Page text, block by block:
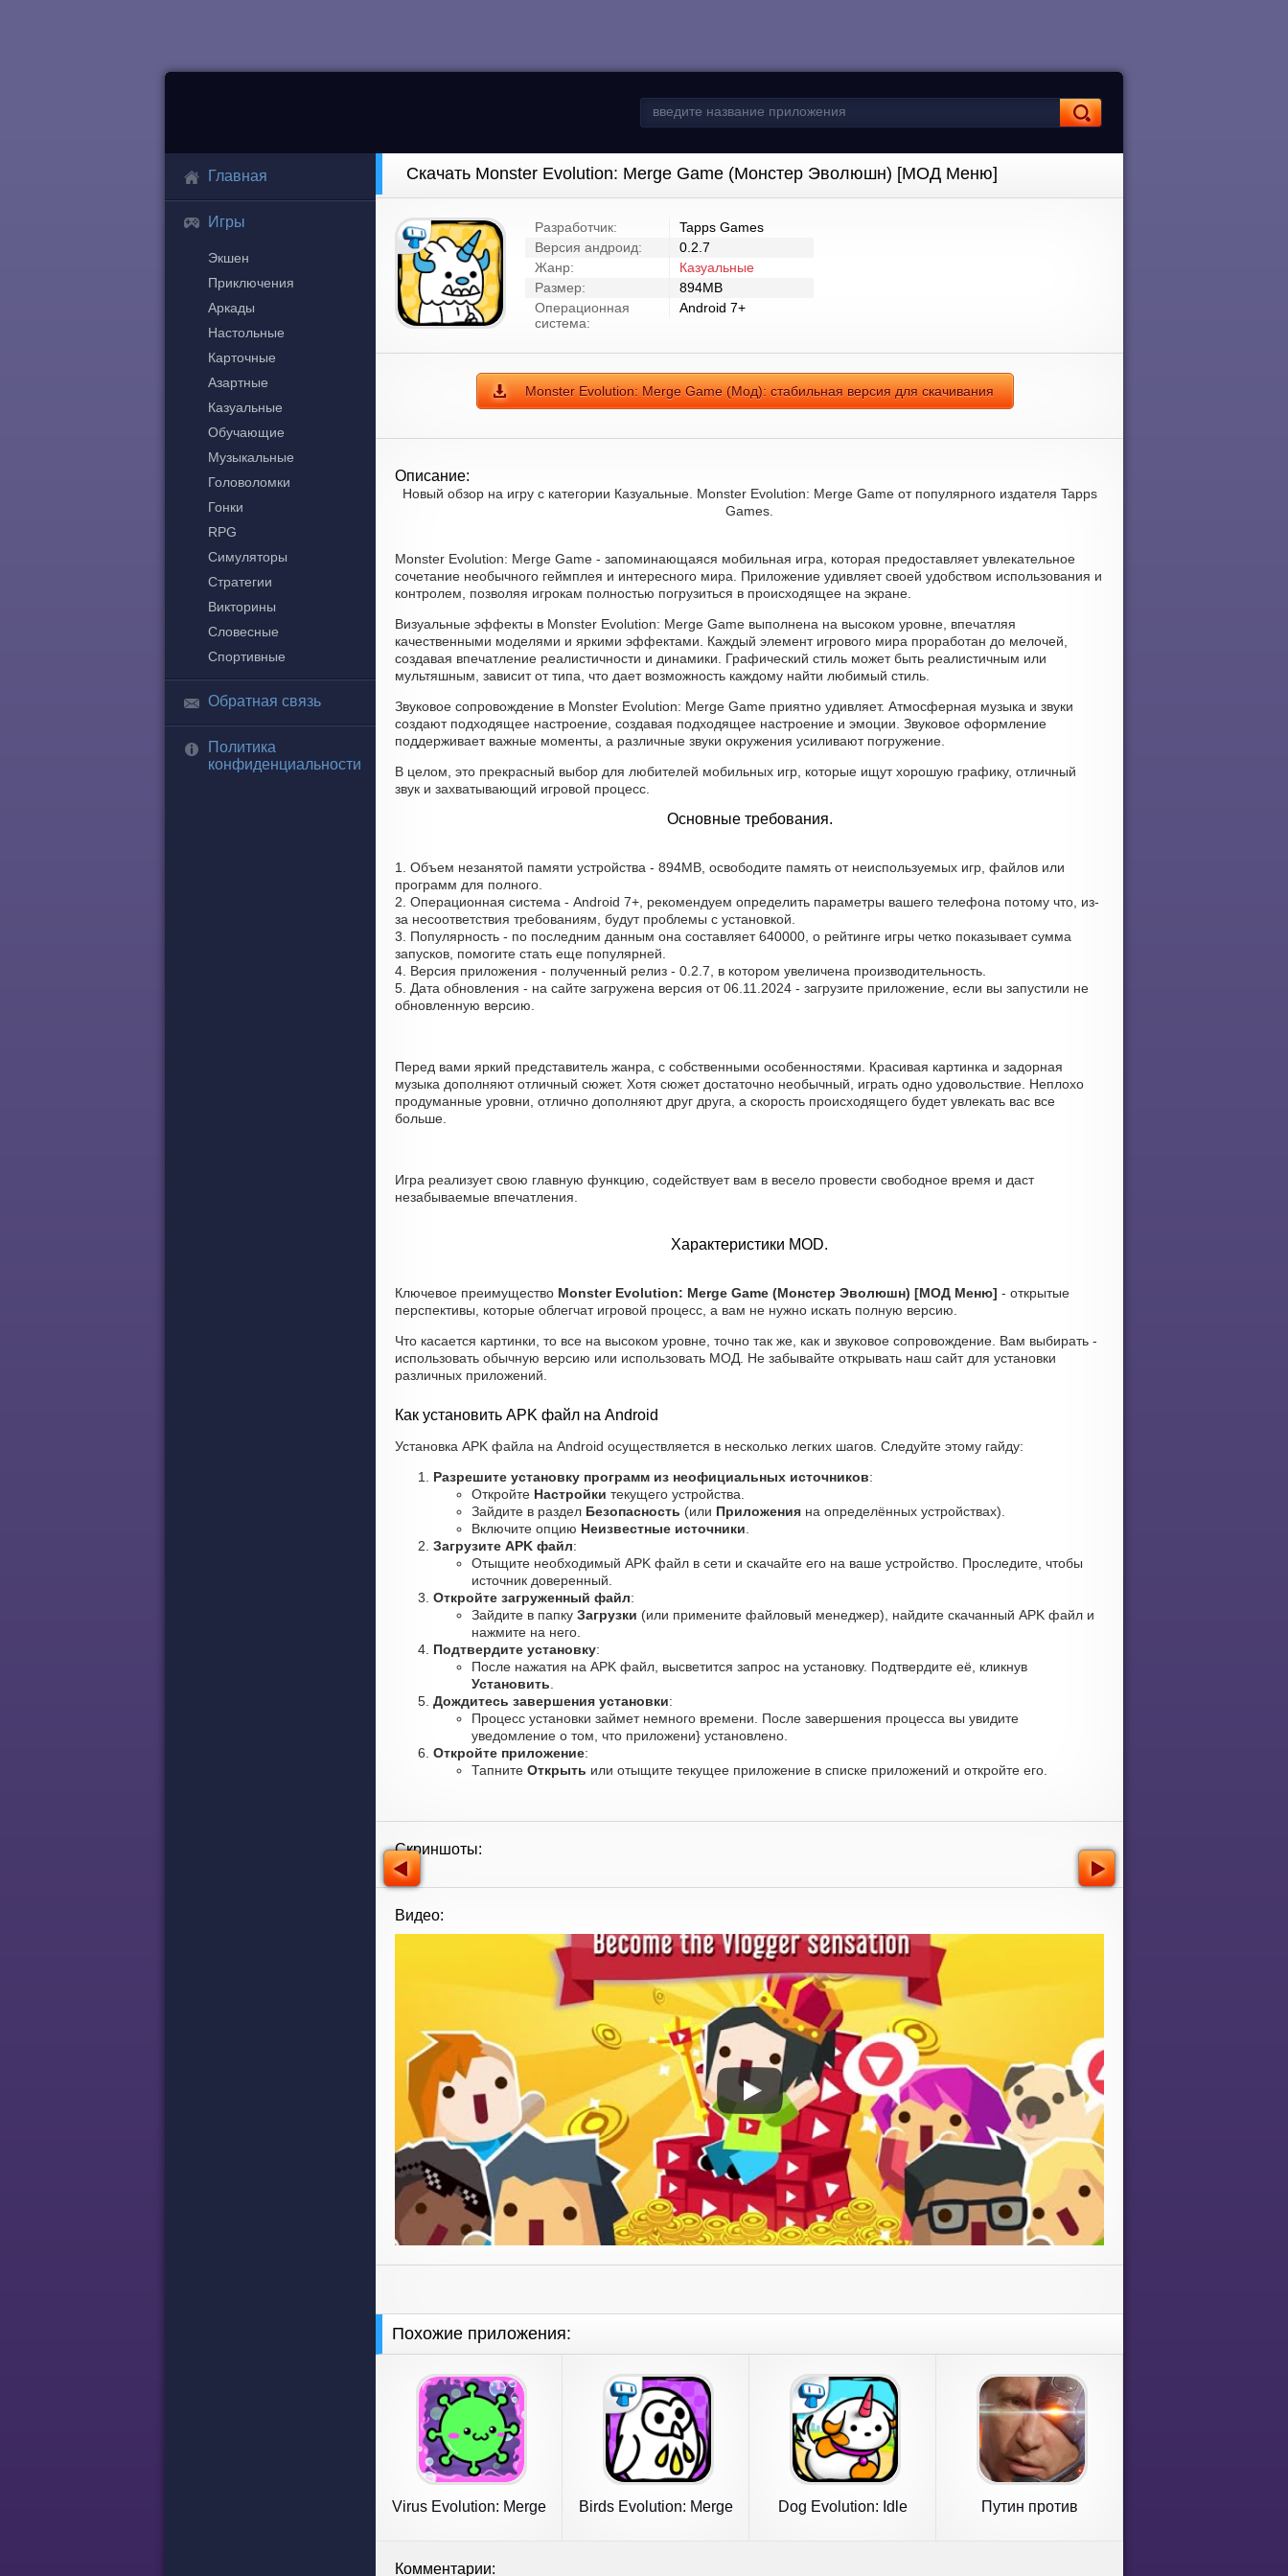
Главная
Игры
Экшен
Приключения
Аркады
Настольные
Карточные
Азартные
Казуальные
Обучающие
Музыкальные
Головоломки
Гонки
RPG
Симуляторы
Стратегии
Викторины
Словесные
Спортивные
Обратная связь
Политика
конфиденциальности
Скачать Monster Evolution: Merge Game (Монстер Эволюшн) [МОД Меню]
Разработчик:
Tapps Games
Версия андроид:
0.2.7
Жанр:
Казуальные
Размер:
894MB
Операционная
система:
Android 7+
Monster Evolution: Merge Game (Мод): стабильная версия для скачивания
Описание:
Новый обзор на игру с категории Казуальные. Monster Evolution: Merge Game от популярного издателя Tapps
Games.
Monster Evolution: Merge Game - запоминающаяся мобильная игра, которая предоставляет увлекательное
сочетание необычного геймплея и интересного мира. Приложение удивляет своей удобством использования и
контролем, позволяя игрокам полностью погрузиться в происходящее на экране.
Визуальные эффекты в Monster Evolution: Merge Game выполнена на высоком уровне, впечатляя
качественными моделями и яркими эффектами. Каждый элемент игрового мира проработан до мелочей,
создавая впечатление реалистичности и динамики. Графический стиль может быть реалистичным или
мультяшным, зависит от типа, что дает возможность каждому найти любимый стиль.
Звуковое сопровождение в Monster Evolution: Merge Game приятно удивляет. Атмосферная музыка и звуки
создают подходящее настроение, создавая подходящее настроение и эмоции. Звуковое оформление
поддерживает важные моменты, а различные звуки окружения усиливают погружение.
В целом, это прекрасный выбор для любителей мобильных игр, которые ищут хорошую графику, отличный
звук и захватывающий игровой процесс.
Основные требования.
1. Объем незанятой памяти устройства - 894MB, освободите память от неиспользуемых игр, файлов или
программ для полного.
2. Операционная система - Android 7+, рекомендуем определить параметры вашего телефона потому что, из-
за несоответствия требованиям, будут проблемы с установкой.
3. Популярность - по последним данным она составляет 640000, о рейтинге игры четко показывает сумма
запусков, помогите стать еще популярней.
4. Версия приложения - полученный релиз - 0.2.7, в котором увеличена производительность.
5. Дата обновления - на сайте загружена версия от 06.11.2024 - загрузите приложение, если вы запустили не
обновленную версию.
Перед вами яркий представитель жанра, с собственными особенностями. Красивая картинка и задорная
музыка дополняют отличный сюжет. Хотя сюжет достаточно необычный, играть одно удовольствие. Неплохо
продуманные уровни, отлично дополняют друг друга, а скорость происходящего будет увлекать вас все
больше.
Игра реализует свою главную функцию, содействует вам в весело провести свободное время и даст
незабываемые впечатления.
Характеристики MOD.
Ключевое преимущество Monster Evolution: Merge Game (Монстер Эволюшн) [МОД Меню] - открытые
перспективы, которые облегчат игровой процесс, а вам не нужно искать полную версию.
Что касается картинки, то все на высоком уровне, точно так же, как и звуковое сопровождение. Вам выбирать -
использовать обычную версию или использовать МОД. Не забывайте открывать наш сайт для установки
различных приложений.
Как установить APK файл на Android
Установка APK файла на Android осуществляется в несколько легких шагов. Следуйте этому гайду:
Разрешите установку программ из неофициальных источников:
Откройте Настройки текущего устройства.
Зайдите в раздел Безопасность (или Приложения на определённых устройствах).
Включите опцию Неизвестные источники
Загрузите APK файл:
Отыщите необходимый APK файл в сети и скачайте его на ваше устройство. Проследите, чтобы
источник доверенный.
Откройте загруженный файл:
Зайдите в папку Загрузки (или примените файловый менеджер), найдите скачанный APK файл и
нажмите на него.
Подтвердите установку:
После нажатия на APK файл, высветится запрос на установку. Подтвердите её, кликнув
Установить
Дождитесь завершения установки:
Процесс установки займет немного времени. После завершения процесса вы увидите
уведомление о том, что приложени} установлено.
Откройте приложение:
Тапните Открыть или отыщите текущее приложение в списке приложений и откройте его.
Скриншоты:
Видео:
Похожие приложения:
Virus Evolution: Merge
Birds Evolution: Merge
Dog Evolution: Idle
Путин против
Комментарии: